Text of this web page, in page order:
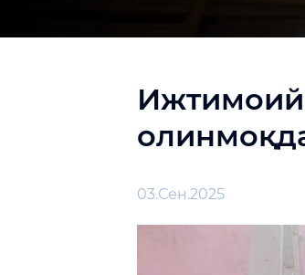
Ижтимоий
03.Сен.2025